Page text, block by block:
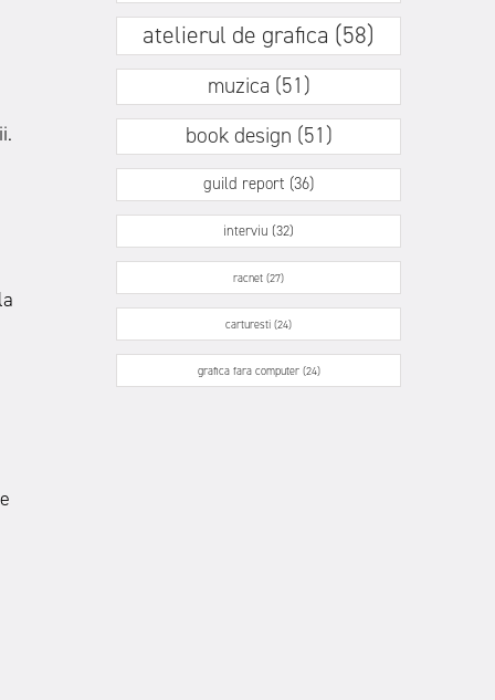
atelierul de grafica (58)
muzica (51)
book design (51)
guild report (36)
interviu (32)
racnet (27)
carturesti (24)
grafica fara computer (24)